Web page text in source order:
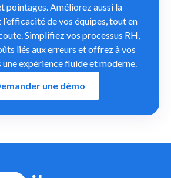
pointages. Améliorez aussi la
de vos équipes, tout en
Simplifiez vos processus RH,
liés aux erreurs et offrez à vos
expérience fluide et moderne.
une démo